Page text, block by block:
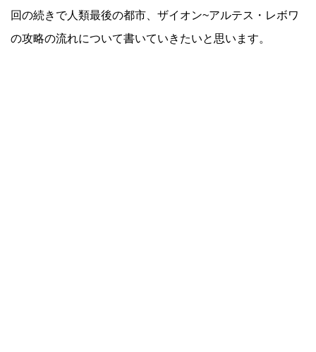
回の続きで人類最後の都市、ザイオン~アルテス・レボワ
の攻略の流れについて書いていきたいと思います。